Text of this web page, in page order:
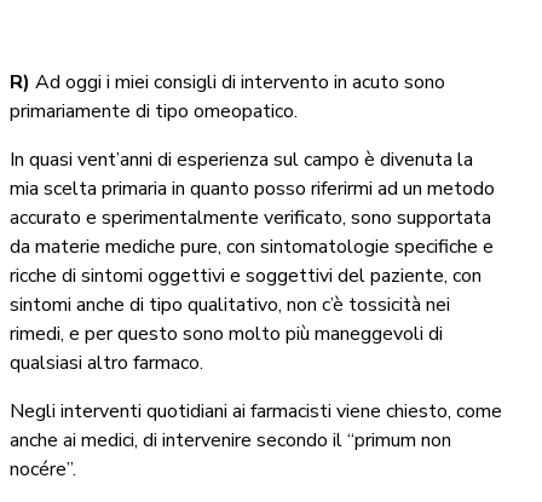
R) Ad oggi i miei consigli di intervento in acuto sono
primariamente di tipo omeopatico.
In quasi vent’anni di esperienza sul campo è divenuta la
mia scelta primaria in quanto posso riferirmi ad un metodo
accurato e sperimentalmente verificato, sono supportata
da materie mediche pure, con sintomatologie specifiche e
ricche di sintomi oggettivi e soggettivi del paziente, con
sintomi anche di tipo qualitativo, non c’è tossicità nei
rimedi, e per questo sono molto più maneggevoli di
qualsiasi altro farmaco.
Negli interventi quotidiani ai farmacisti viene chiesto, come
anche ai medici, di intervenire secondo il “primum non
nocére”.